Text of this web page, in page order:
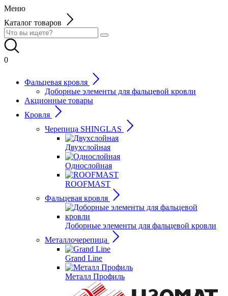
Меню
Каталог товаров
0
Фальцевая кровля
Доборные элементы для фальцевой кровли
Акционные товары
Кровля
Черепица SHINGLAS
Двухслойная
Однослойная
ROOFMAST
Фальцевая кровля
Доборные элементы для фальцевой кровли
Металлочерепица
Grand Line
Металл Профиль